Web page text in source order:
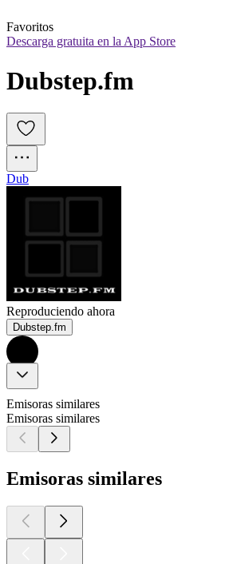
Favoritos
Descarga gratuita en la App Store
Dubstep.fm
Dub
Reproduciendo ahora
Dubstep.fm
Emisoras similares
Emisoras similares
Emisoras similares